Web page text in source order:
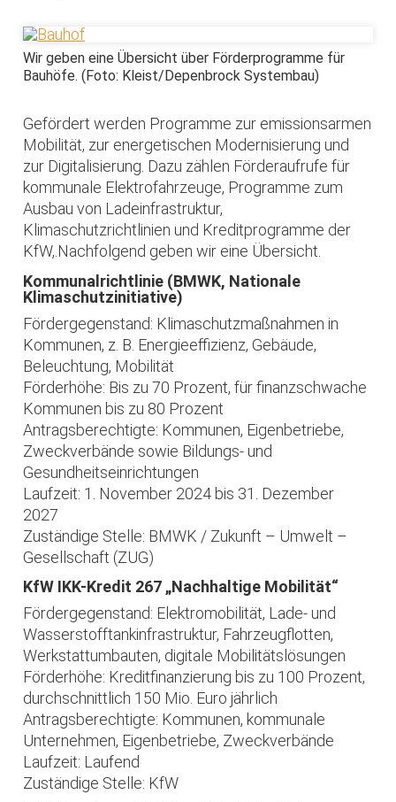
Wir geben eine Übersicht über Förderprogramme für
Bauhöfe. (Foto: Kleist/Depenbrock Systembau)
Gefördert werden Programme zur emissionsarmen
Mobilität, zur energetischen Modernisierung und
zur Digitalisierung. Dazu zählen Förderaufrufe für
kommunale Elektrofahrzeuge, Programme zum
Ausbau von Ladeinfrastruktur,
Klimaschutzrichtlinien und Kreditprogramme der
KfW,.Nachfolgend geben wir eine Übersicht.
Kommunalrichtlinie (BMWK, Nationale
Klimaschutzinitiative)
Fördergegenstand: Klimaschutzmaßnahmen in
Kommunen, z. B. Energieeffizienz, Gebäude,
Beleuchtung, Mobilität
Förderhöhe: Bis zu 70 Prozent, für finanzschwache
Kommunen bis zu 80 Prozent
Antragsberechtigte: Kommunen, Eigenbetriebe,
Zweckverbände sowie Bildungs- und
Gesundheitseinrichtungen
Laufzeit: 1. November 2024 bis 31. Dezember
2027
Zuständige Stelle: BMWK / Zukunft – Umwelt –
Gesellschaft (ZUG)
KfW IKK-Kredit 267 „Nachhaltige Mobilität“
Fördergegenstand: Elektromobilität, Lade- und
Wasserstofftankinfrastruktur, Fahrzeugflotten,
Werkstattumbauten, digitale Mobilitätslösungen
Förderhöhe: Kreditfinanzierung bis zu 100 Prozent,
durchschnittlich 150 Mio. Euro jährlich
Antragsberechtigte: Kommunen, kommunale
Unternehmen, Eigenbetriebe, Zweckverbände
Laufzeit: Laufend
Zuständige Stelle: KfW